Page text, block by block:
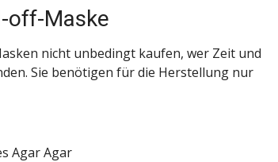
off-Maske
nicht unbedingt kaufen, wer Zeit und
Sie benötigen für die Herstellung nur
Agar Agar